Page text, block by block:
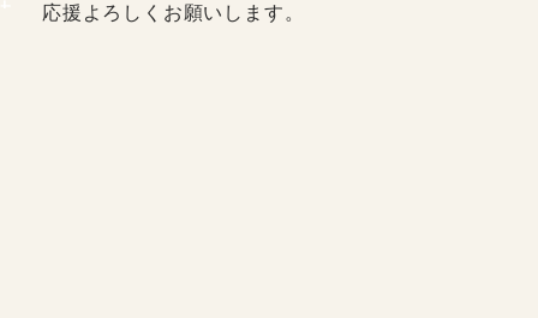
応援よろしくお願いします。